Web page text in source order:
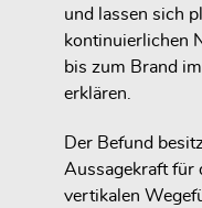
und lassen sich
kontinuierlichen
bis zum Brand
erklären.
Der Befund
Aussagekraft für
vertikalen